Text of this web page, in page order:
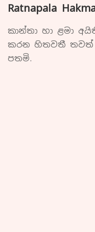
Ratnapala
කාන්තා හා ළමා
කරන හිතවතී තවත්
පතමි.